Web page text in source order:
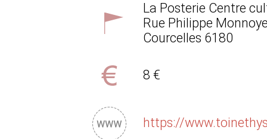
La Posterie Centre
Rue Philippe
Courcelles 6180
8 €
https://